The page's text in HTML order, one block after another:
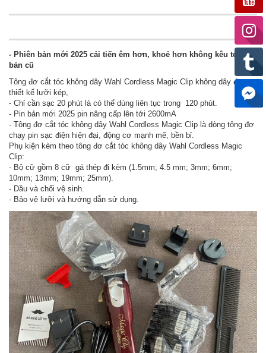
- Phiên bản mới 2025 cải tiến êm hơn, khoẻ hơn không kêu to như
bản cũ
Tông đơ cắt tóc không dây Wahl Cordless Magic Clip không dây được
thiết kế lưỡi kép,
- Chỉ cần sạc 20 phút là có thể dùng liên tục trong 120 phút.
- Pin bản mới 2025 pin nâng cấp lên tới 2600mA
- Tông đơ cắt tóc không dây Wahl Cordless Magic Clip là dòng tông đơ
chạy pin sạc điện hiện đại, động cơ mạnh mẽ, bền bỉ.
Phụ kiện kèm theo tông đơ cắt tóc không dây Wahl Cordless Magic
Clip:
- Bộ cữ gồm 8 cữ gá thép đi kèm (1.5mm; 4.5 mm; 3mm; 6mm;
10mm; 13mm; 19mm; 25mm).
- Dầu và chổi vệ sinh.
- Bảo vệ lưỡi và hướng dẫn sử dụng.